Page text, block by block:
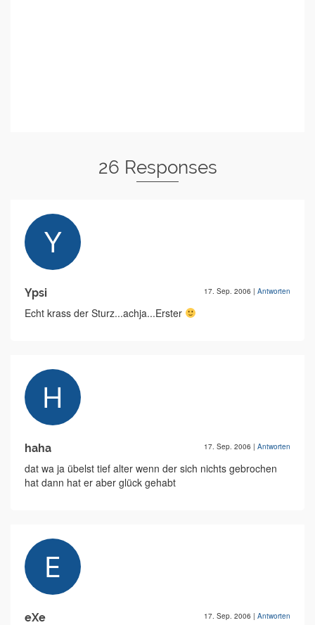
26 Responses
Ypsi 17. Sep. 2006 | Antworten
Echt krass der Sturz...achja...Erster
haha 17. Sep. 2006 | Antworten
dat wa ja übelst tief alter wenn der sich nichts gebrochen
hat dann hat er aber glück gehabt
eXe 17. Sep. 2006 | Antworten